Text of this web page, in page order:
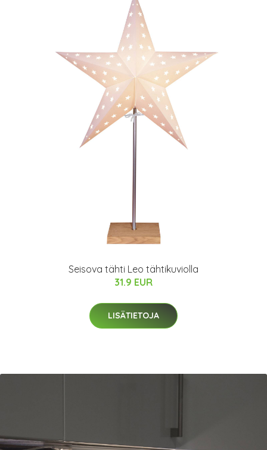
Seisova tähti Leo tähtikuviolla
31.9 EUR
LISÄTIETOJA